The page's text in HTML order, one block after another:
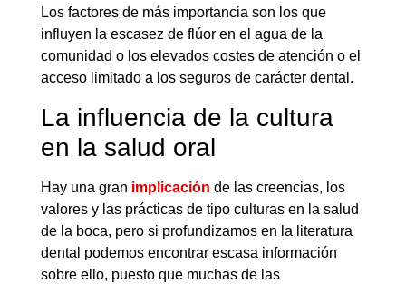
Los factores de más importancia son los que
influyen la escasez de flúor en el agua de la
comunidad o los elevados costes de atención o el
acceso limitado a los seguros de carácter dental.
La influencia de la cultura
en la salud oral
Hay una gran implicación de las creencias, los
valores y las prácticas de tipo culturas en la salud
de la boca, pero si profundizamos en la literatura
dental podemos encontrar escasa información
sobre ello, puesto que muchas de las